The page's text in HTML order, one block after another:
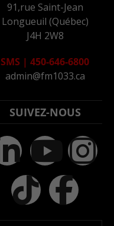
91,rue Saint-Jean
Longueuil (Québec)
J4H 2W8
SMS | 450-646-6800
admin@fm1033.ca
SUIVEZ-NOUS